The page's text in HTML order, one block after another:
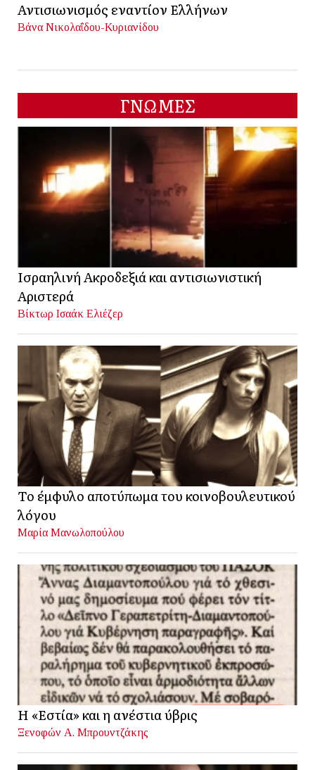
Αντισιωνισμός εναντίον Ελλήνων
Βάνα Νικολαΐδου-Κυριανίδου
ΓΝΩΜΕΣ
Ισραηλινή Ακροδεξιά και αντισιωνιστική
Αριστερά
Βίκτωρ Ισαάκ Ελιέζερ
Το έμφυλο αποτύπωμα του κοινοβουλευτικού
λόγου
Μαρία Μανωλοπούλου
Η «Εστία» και η ανέστια ύβρις
Ξενοφών Α. Μπρουντζάκης